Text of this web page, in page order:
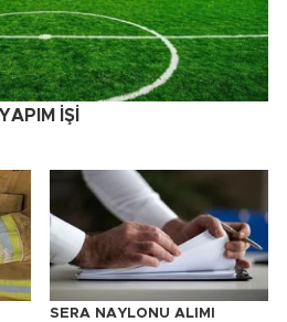
İŞİ
SERA NAYLONU ALIMI